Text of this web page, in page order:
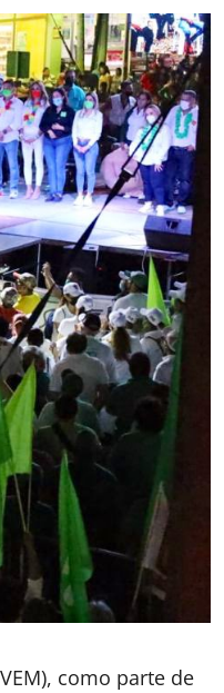
como parte de